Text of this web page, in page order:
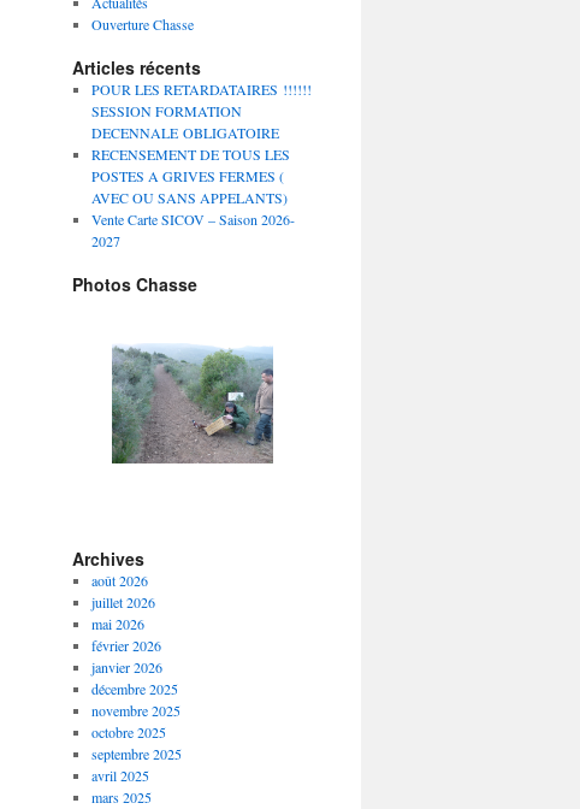
Ouverture Chasse
Articles récents
POUR LES RETARDATAIRES !!!!!!
SESSION FORMATION
DECENNALE OBLIGATOIRE
RECENSEMENT DE TOUS LES
POSTES A GRIVES FERMES (
AVEC OU SANS APPELANTS)
Vente Carte SICOV – Saison 2026-
2027
Photos Chasse
Archives
août 2026
juillet 2026
mai 2026
février 2026
janvier 2026
décembre 2025
novembre 2025
octobre 2025
septembre 2025
avril 2025
mars 2025